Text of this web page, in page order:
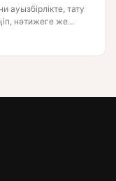
ауызбірлікте, тату
нәтижеге же...